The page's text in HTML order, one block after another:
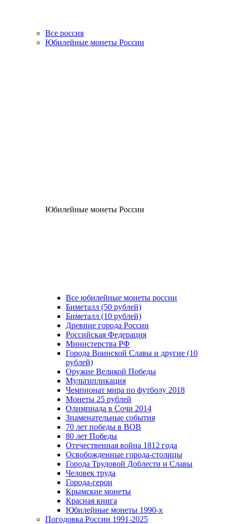
Все россия
Юбилейные монеты России
Юбилейные монеты России
Все юбилейные монеты россии
Биметалл (50 рублей)
Биметалл (10 рублей)
Древние города России
Российская Федерация
Министерства РФ
Города Воинской Славы и другие (10
рублей)
Оружие Великой Победы
Мультипликация
Чемпионат мира по футболу 2018
Монеты 25 рублей
Олимпиада в Сочи 2014
Знаменательные события
70 лет победы в ВОВ
80 лет Победы
Отечественная война 1812 года
Освобожденные города-столицы
Города Трудовой Доблести и Славы
Человек труда
Города-герои
Крымские монеты
Красная книга
Юбилейные монеты 1990-х
Погодовка России 1991-2025